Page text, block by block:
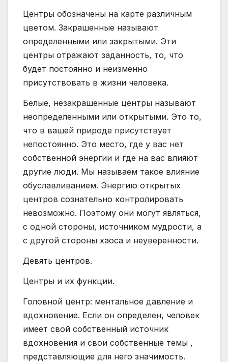
Центры обозначены на карте различным
цветом. Закрашенные называют
определенными или закрытыми. Эти
центры отражают заданность, то, что
будет постоянно и неизменно
присутствовать в жизни человека.
Белые, незакрашенные центры называют
неопределенными или открытыми. Это то,
что в вашей природе присутствует
непостоянно. Это место, где у вас нет
собственной энергии и где на вас влияют
другие люди. Мы называем такое влияние
обуславливанием. Энергию открытых
центров сознательно контролировать
невозможно. Поэтому они могут являться,
с одной стороны, источником мудрости, а
с другой стороны хаоса и неуверенности.
Девять центров.
Центры и их функции.
Головной центр: ментальное давление и
вдохновение. Если он определен, человек
имеет свой собственный источник
вдохновения и свои собственные темы ,
представляющие для него значимость.